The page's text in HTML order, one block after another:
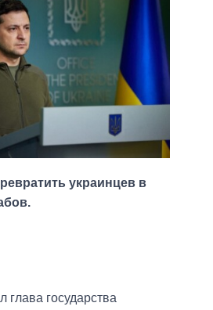
украинцев в
государства